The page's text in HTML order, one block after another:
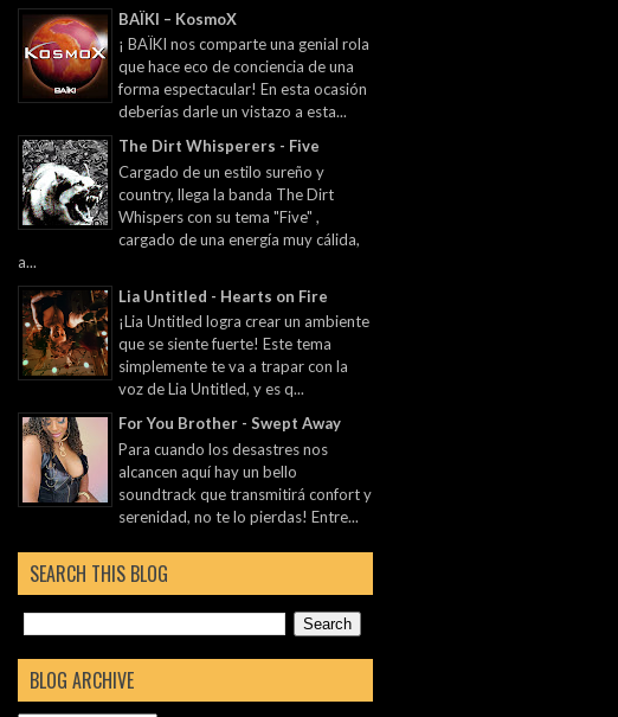
BAÏKI – KosmoX
¡ BAÏKI nos comparte una genial rola
que hace eco de conciencia de una
forma espectacular! En esta ocasión
deberías darle un vistazo a esta...
The Dirt Whisperers - Five
Cargado de un estilo sureño y
country, llega la banda The Dirt
Whispers con su tema "Five" ,
cargado de una energía muy cálida,
a...
Lia Untitled - Hearts on Fire
¡Lia Untitled logra crear un ambiente
que se siente fuerte! Este tema
simplemente te va a trapar con la
voz de Lia Untitled, y es q...
For You Brother - Swept Away
Para cuando los desastres nos
alcancen aquí hay un bello
soundtrack que transmitirá confort y
serenidad, no te lo pierdas! Entre...
SEARCH THIS BLOG
BLOG ARCHIVE